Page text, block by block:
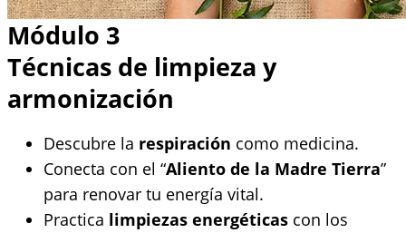
Módulo 3
Técnicas de limpieza y
armonización
Descubre la respiración como medicina.
Conecta con el “Aliento de la Madre Tierra”
para renovar tu energía vital.
Practica limpiezas energéticas con los